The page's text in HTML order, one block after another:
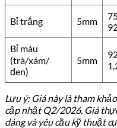
Bỉ trắng 5mm
Bỉ màu
(trà/xám/
đen)
5mm
Lưu ý: Giá này là tham
cập nhật Q2/2026. Giá
dáng và yêu cầu kỹ thuật